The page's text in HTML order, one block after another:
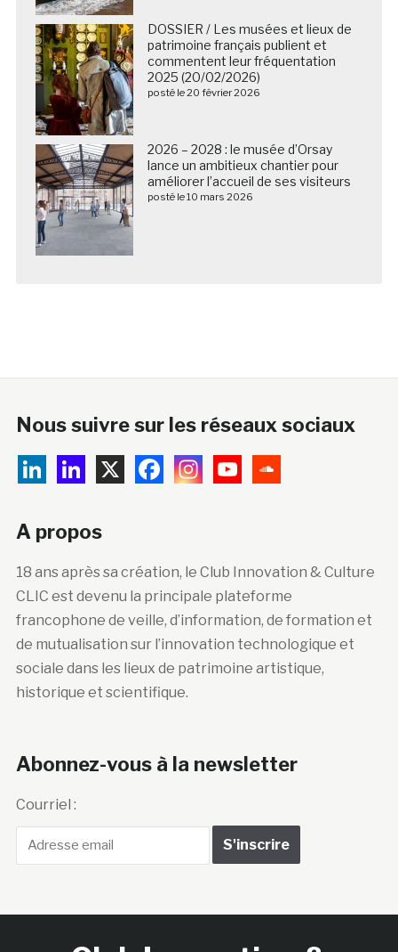
DOSSIER / Les musées et lieux de
patrimoine français publient et
commentent leur fréquentation
2025 (20/02/2026)
posté le 20 février 2026
2026 – 2028 : le musée d’Orsay
lance un ambitieux chantier pour
améliorer l’accueil de ses visiteurs
posté le 10 mars 2026
Nous suivre sur les réseaux sociaux
A propos
18 ans après sa création, le Club Innovation & Culture
CLIC est devenu la principale plateforme
francophone de veille, d’information, de formation et
de mutualisation sur l’innovation technologique et
sociale dans les lieux de patrimoine artistique,
historique et scientifique.
Abonnez-vous à la newsletter
Courriel :